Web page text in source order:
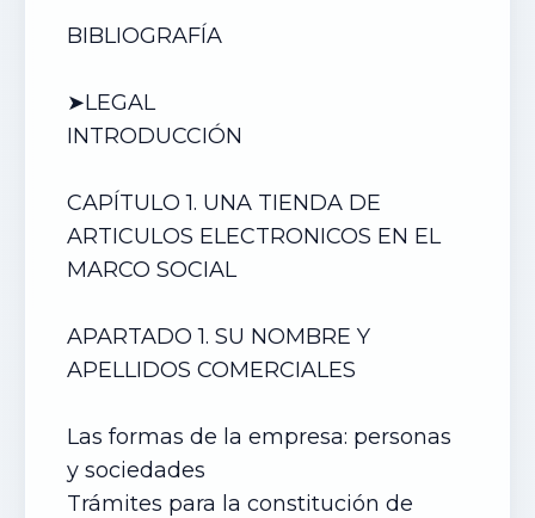
BIBLIOGRAFÍA
➤LEGAL
INTRODUCCIÓN
CAPÍTULO 1. UNA TIENDA DE
ARTICULOS ELECTRONICOS EN EL
MARCO SOCIAL
APARTADO 1. SU NOMBRE Y
APELLIDOS COMERCIALES
Las formas de la empresa: personas
y sociedades
Trámites para la constitución de